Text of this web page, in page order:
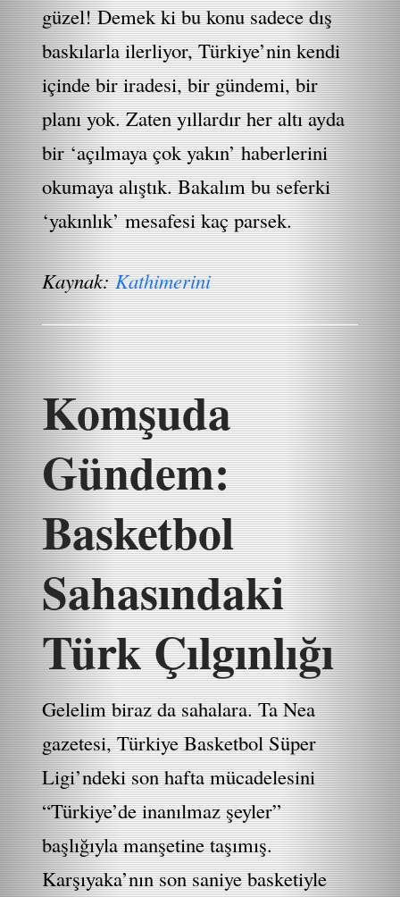
güzel! Demek ki bu konu sadece dış
baskılarla ilerliyor, Türkiye’nin kendi
içinde bir iradesi, bir gündemi, bir
planı yok. Zaten yıllardır her altı ayda
bir ‘açılmaya çok yakın’ haberlerini
okumaya alıştık. Bakalım bu seferki
‘yakınlık’ mesafesi kaç parsek.
Kaynak:Kathimerini
Komşuda
Gündem:
Basketbol
Sahasındaki
Türk Çılgınlığı
Gelelim biraz da sahalara. Ta Nea
gazetesi, Türkiye Basketbol Süper
Ligi’ndeki son hafta mücadelesini
“Türkiye’de inanılmaz şeyler”
başlığıyla manşetine taşımış.
Karşıyaka’nın son saniye basketiyle